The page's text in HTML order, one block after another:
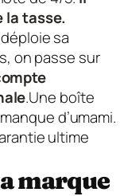
la tasse.
sa
on passe sur
.Une boîte
d’umami.
ultime
marque